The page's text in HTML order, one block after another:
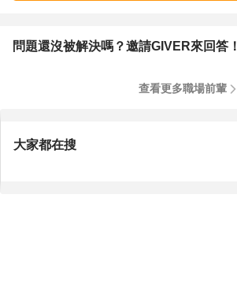
問題還沒被解決嗎？邀請GIVER來回答！
查看更多職場前輩
大家都在搜